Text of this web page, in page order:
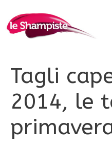
contenuto
Tagli
2014, le